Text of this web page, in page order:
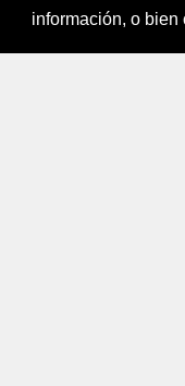
información, o bien